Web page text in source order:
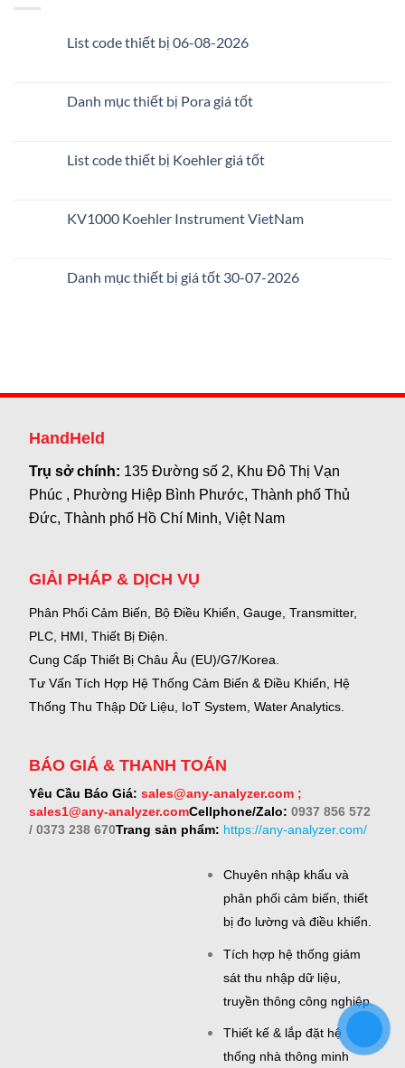
List code thiết bị 06-08-2026
Danh mục thiết bị Pora giá tốt
List code thiết bị Koehler giá tốt
KV1000 Koehler Instrument VietNam
Danh mục thiết bị giá tốt 30-07-2026
HandHeld
Trụ sở chính: 135 Đường số 2, Khu Đô Thị Vạn
Phúc , Phường Hiệp Bình Phước, Thành phố Thủ
Đức, Thành phố Hồ Chí Minh, Việt Nam
GIẢI PHÁP & DỊCH VỤ
Phân Phối Cảm Biến, Bộ Điều Khiển, Gauge, Transmitter,
PLC, HMI, Thiết Bị Điện.
Cung Cấp Thiết Bị Châu Âu (EU)/G7/Korea.
Tư Vấn Tích Hợp Hệ Thống Cảm Biến & Điều Khiển, Hệ
Thống Thu Thập Dữ Liệu, IoT System, Water Analytics.
BÁO GIÁ & THANH TOÁN
Yêu Cầu Báo Giá: sales@any-analyzer.com ;
sales1@any-analyzer.comCellphone/Zalo: 0937 856 572
/ 0373 238 670Trang sản phẩm: https://any-analyzer.com/
Chuyên nhập khẩu và
phân phối cảm biến, thiết
bị đo lường và điều khiển.
Tích hợp hệ thống giám
sát thu nhập dữ liệu,
truyền thông công nghiệp.
Thiết kế & lắp đặt hệ
thống nhà thông minh